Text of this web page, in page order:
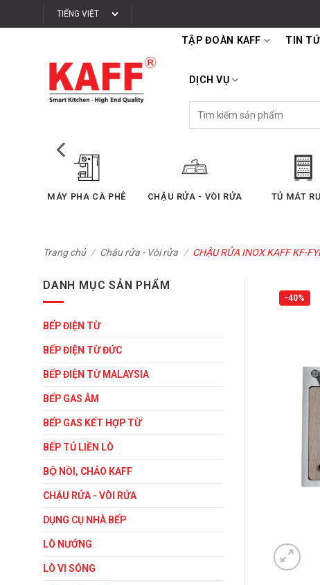
qua
TẬP ĐOÀN KAFF TIN
DỊCH VỤ
kiếm:
BẾP ĐIỆN TỪ BẾP GAS ÂM MÁY HÚT
Trang chủ / Chậu rửa - Vòi rửa / CHẬU RỬA INOX KAFF KF-
DANH MỤC SẢN PHẨM
BẾP ĐIỆN TỪ
BẾP ĐIỆN TỪ ĐỨC
BẾP ĐIỆN TỪ MALAYSIA
BẾP GAS ÂM
BẾP GAS KẾT HỢP TỪ
BẾP TỦ LIỀN LÒ
BỘ NỒI, CHẢO KAFF
CHẬU RỬA - VÒI RỬA
DỤNG CỤ NHÀ BẾP
LÒ NƯỚNG
LÒ VI SÓNG
-40%